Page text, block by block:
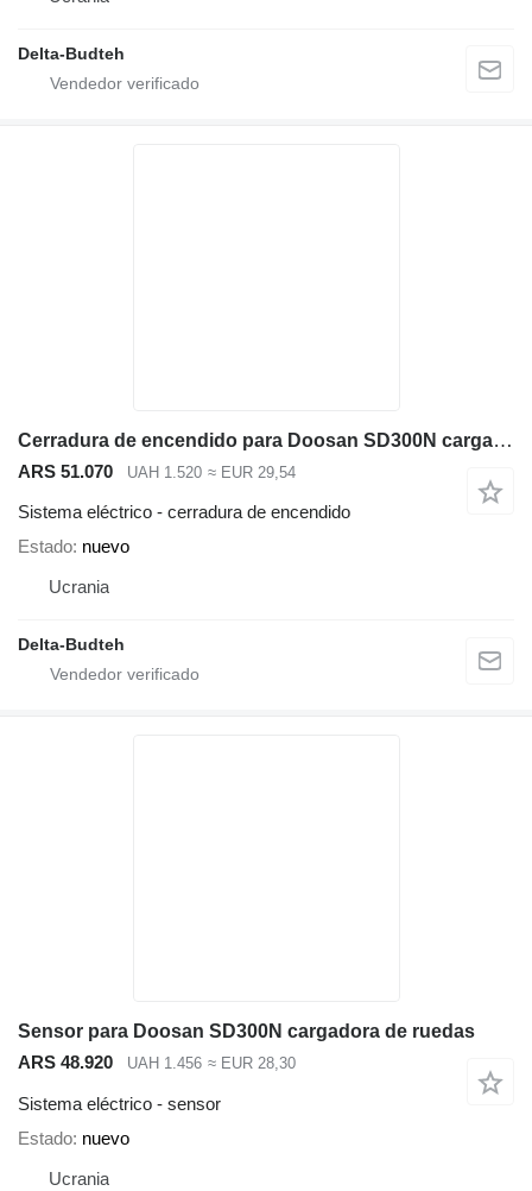
Delta-Budteh
Cerradura de encendido para Doosan SD300N cargadora de ruedas
ARS 51.070 UAH 1.520 ≈ EUR 29,54
Sistema eléctrico - cerradura de encendido
Estado nuevo
Ucrania
Delta-Budteh
Sensor para Doosan SD300N cargadora de ruedas
ARS 48.920
UAH 1.456 ≈ EUR 28,30
Sistema eléctrico - sensor
Estado nuevo
Ucrania